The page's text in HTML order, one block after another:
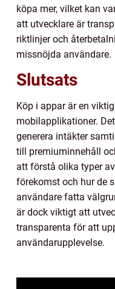
köpa mer, vilket kan
att utvecklare är
riktlinjer och
missnöjda användare.
Slutsats
Köp i appar är en
mobilapplikationer.
generera intäkter
till premiuminnehåll
att förstå olika typer
förekomst och hur de
användare fatta
är dock viktigt att
transparenta för att
användarupplevelse.